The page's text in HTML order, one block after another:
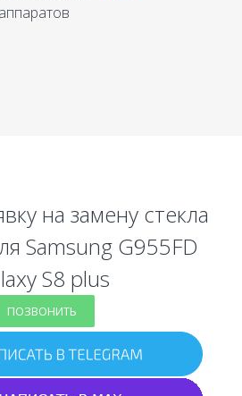
аппаратов
на замену стекла
Samsung G955FD
S8 plus
ПОЗВОНИТЬ